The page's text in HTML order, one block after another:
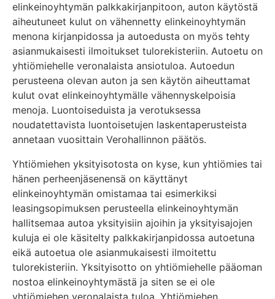
elinkeinoyhtymän palkkakirjanpitoon, auton käytöstä
aiheutuneet kulut on vähennetty elinkeinoyhtymän
menona kirjanpidossa ja autoedusta on myös tehty
asianmukaisesti ilmoitukset tulorekisteriin. Autoetu on
yhtiömiehelle veronalaista ansiotuloa. Autoedun
perusteena olevan auton ja sen käytön aiheuttamat
kulut ovat elinkeinoyhtymälle vähennyskelpoisia
menoja. Luontoiseduista ja verotuksessa
noudatettavista luontoisetujen laskentaperusteista
annetaan vuosittain Verohallinnon päätös.
Yhtiömiehen yksityisotosta on kyse, kun yhtiömies tai
hänen perheenjäsenensä on käyttänyt
elinkeinoyhtymän omistamaa tai esimerkiksi
leasingsopimuksen perusteella elinkeinoyhtymän
hallitsemaa autoa yksityisiin ajoihin ja yksityisajojen
kuluja ei ole käsitelty palkkakirjanpidossa autoetuna
eikä autoetua ole asianmukaisesti ilmoitettu
tulorekisteriin. Yksityisotto on yhtiömiehelle pääoman
nostoa elinkeinoyhtymästä ja siten se ei ole